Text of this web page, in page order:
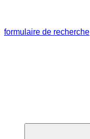
formulaire de recherche